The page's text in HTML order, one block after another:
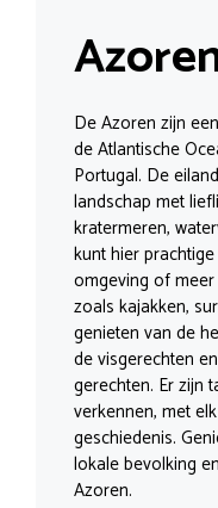
De Azoren zijn
de Atlantische
Portugal. De
landschap met
kratermeren,
kunt hier
omgeving of
zoals kajakken,
genieten van de
de visgerechten
gerechten. Er zijn
verkennen, met
geschiedenis.
lokale bevolking
Azoren.